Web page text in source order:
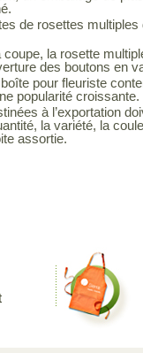
de rosettes
coupe, la rosette
des boutons en
pour fleuriste
popularité croissante.
à l’exportation
la variété, la
assortie.